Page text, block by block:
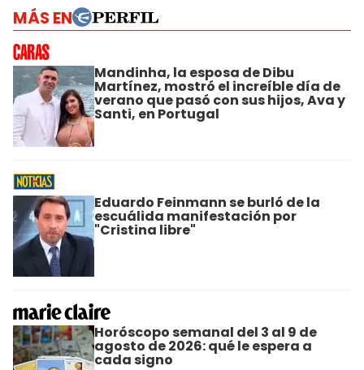
MÁS EN
Mandinha, la esposa de Dibu
Martínez, mostró el increíble día de
verano que pasó con sus hijos, Ava y
Santi, en Portugal
Eduardo Feinmann se burló de la
escuálida manifestación por
"Cristina libre"
Horóscopo semanal del 3 al 9 de
agosto de 2026: qué le espera a
cada signo